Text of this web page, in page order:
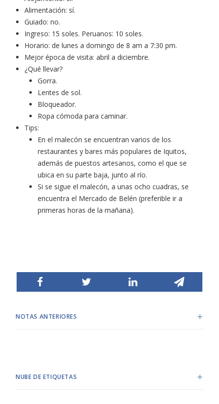
Alimentación: sí.
Guiado: no.
Ingreso: 15 soles. Peruanos: 10 soles.
Horario: de lunes a domingo de 8 am a 7:30 pm.
Mejor época de visita: abril a diciembre.
¿Qué llevar?
Gorra.
Lentes de sol.
Bloqueador.
Ropa cómoda para caminar.
Tips:
En el malecón se encuentran varios de los
restaurantes y bares más populares de Iquitos,
además de puestos artesanos, como el que se
ubica en su parte baja, junto al río.
Si se sigue el malecón, a unas ocho cuadras, se
encuentra el Mercado de Belén (preferible ir a
primeras horas de la mañana).
NOTAS ANTERIORES
NUBE DE ETIQUETAS